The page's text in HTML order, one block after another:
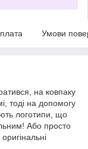
Умови
на ковпаку
тоді на допомогу
логотипи, що
Або просто